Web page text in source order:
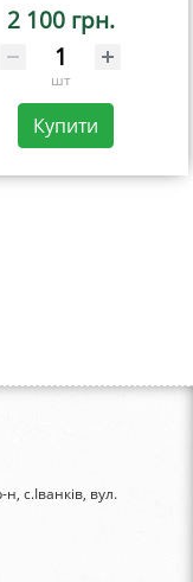
2 100 грн.
шт
Купити
с.Іванків, вул.